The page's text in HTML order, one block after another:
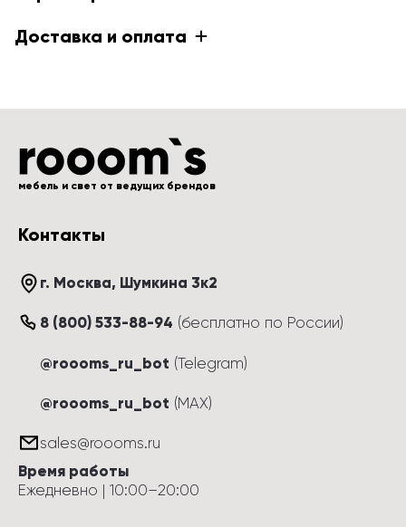
Доставка и оплата
мебель и свет от ведущих брендов
Контакты
г. Москва, Шумкина 3к2
8 (800) 533-88-94 (бесплатно по России)
@roooms_ru_bot (Telegram)
@roooms_ru_bot (MAX)
sales@roooms.ru
Время работы
Ежедневно | 10:00–20:00